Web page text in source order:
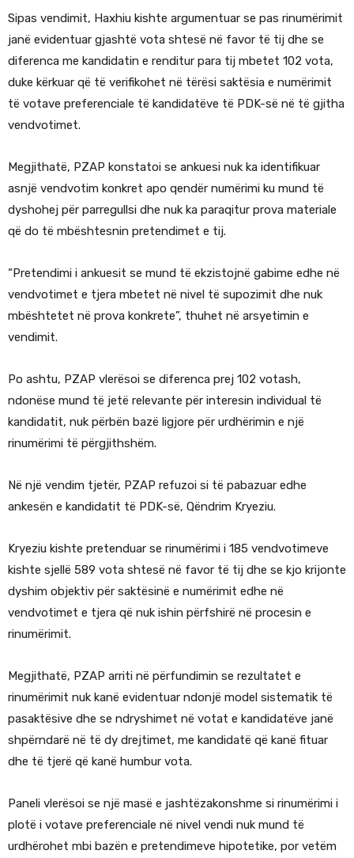
Sipas vendimit, Haxhiu kishte argumentuar se pas rinumërimit
janë evidentuar gjashtë vota shtesë në favor të tij dhe se
diferenca me kandidatin e renditur para tij mbetet 102 vota,
duke kërkuar që të verifikohet në tërësi saktësia e numërimit
të votave preferenciale të kandidatëve të PDK-së në të gjitha
vendvotimet.
Megjithatë, PZAP konstatoi se ankuesi nuk ka identifikuar
asnjë vendvotim konkret apo qendër numërimi ku mund të
dyshohej për parregullsi dhe nuk ka paraqitur prova materiale
që do të mbështesnin pretendimet e tij.
“Pretendimi i ankuesit se mund të ekzistojnë gabime edhe në
vendvotimet e tjera mbetet në nivel të supozimit dhe nuk
mbështetet në prova konkrete”, thuhet në arsyetimin e
vendimit.
Po ashtu, PZAP vlerësoi se diferenca prej 102 votash,
ndonëse mund të jetë relevante për interesin individual të
kandidatit, nuk përbën bazë ligjore për urdhërimin e një
rinumërimi të përgjithshëm.
Në një vendim tjetër, PZAP refuzoi si të pabazuar edhe
ankesën e kandidatit të PDK-së, Qëndrim Kryeziu.
Kryeziu kishte pretenduar se rinumërimi i 185 vendvotimeve
kishte sjellë 589 vota shtesë në favor të tij dhe se kjo krijonte
dyshim objektiv për saktësinë e numërimit edhe në
vendvotimet e tjera që nuk ishin përfshirë në procesin e
rinumërimit.
Megjithatë, PZAP arriti në përfundimin se rezultatet e
rinumërimit nuk kanë evidentuar ndonjë model sistematik të
pasaktësive dhe se ndryshimet në votat e kandidatëve janë
shpërndarë në të dy drejtimet, me kandidatë që kanë fituar
dhe të tjerë që kanë humbur vota.
Paneli vlerësoi se një masë e jashtëzakonshme si rinumërimi i
plotë i votave preferenciale në nivel vendi nuk mund të
urdhërohet mbi bazën e pretendimeve hipotetike, por vetëm